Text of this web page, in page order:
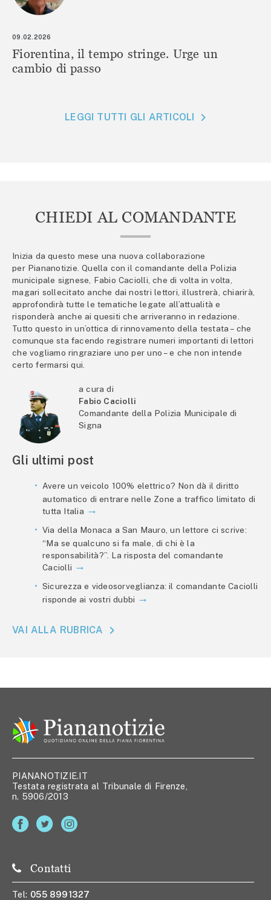
09.02.2026
Fiorentina, il tempo stringe. Urge un
cambio di passo
LEGGI TUTTI GLI ARTICOLI
CHIEDI AL COMANDANTE
Inizia da questo mese una nuova collaborazione
per Piananotizie. Quella con il comandante della Polizia
municipale signese, Fabio Caciolli, che di volta in volta,
magari sollecitato anche dai nostri lettori, illustrerà, chiarirà,
approfondirà tutte le tematiche legate all’attualità e
risponderà anche ai quesiti che arriveranno in redazione.
Tutto questo in un’ottica di rinnovamento della testata – che
comunque sta facendo registrare numeri importanti di lettori
che vogliamo ringraziare uno per uno – e che non intende
certo fermarsi qui.
a cura di
Fabio Caciolli
Comandante della Polizia Municipale di
Signa
Gli ultimi post
Avere un veicolo 100% elettrico? Non dà il diritto
automatico di entrare nelle Zone a traffico limitato di
tutta Italia
Via della Monaca a San Mauro, un lettore ci scrive:
“Ma se qualcuno si fa male, di chi è la
responsabilità?”. La risposta del comandante
Caciolli
Sicurezza e videosorveglianza: il comandante Caciolli
risponde ai vostri dubbi
VAI ALLA RUBRICA
PIANANOTIZIE.IT
Testata registrata al Tribunale di Firenze,
n. 5906/2013
Contatti
Tel: 055 8991327